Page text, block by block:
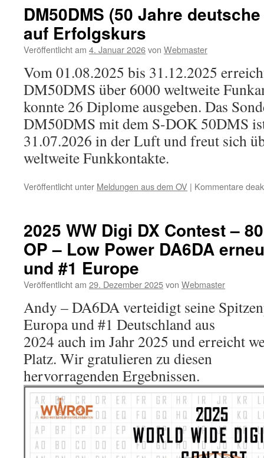
DM50DMS (50 Jahre
auf Erfolgskurs
Veröffentlicht am 4. Januar 2026von Webmaster
Vom 01.08.2025 bis 31.12.2025
DM50DMS über 6000 weltweite
konnte 26 Diplome ausgeben. Das
DM50DMS mit dem S-DOK 50DMS
31.07.2026 in der Luft und freut sich
weltweite Funkkontakte.
Veröffentlicht unter Meldungen aus dem OV | Kommentare
2025 WW Digi DX Contest –
OP – Low Power DA6DA
und #1 Europe
Veröffentlicht am 29. Dezember 2025von Webmaster
Andy – DA6DA verteidigt seine
Europa und #1 Deutschland aus
2024 auch im Jahr 2025 und erreicht
Platz. Wir gratulieren zu diesen
hervorragenden Ergebnissen.